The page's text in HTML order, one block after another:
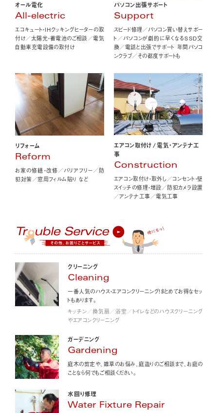
オール電化
All-electric
エコキュート・IHクッキングヒーターの取
付け／太陽光・蓄電池のご相談／電気
自動車充電設備の取付け
パソコン出張サポート
Support
スピード修理／パソコン買い替えサポー
ト／パソコンが劇的に早くなるSSD交
換／電話と出張でサポート 年間パソコ
ンクラブ／その都度サポートも
リフォーム
Reform
お家の修繕・改修／バリアフリー／防
犯対策／窓用フィルム貼り など
エアコン取付け/電気・アンテナ工
事
Construction
エアコン取付け・取外し／コンセント・壁
スイッチの修理・増設／防犯カメラ設置
／アンテナ工事／電気工事
クリーニング
Cleaning
一番人気のハウス・エアコンクリーニング！まとめてお得なセッ
トもあります。
キッチン／換気扇／浴室／トイレなどのハウスクリーニング
やエアコンクリーニング
ガーデニング
Gardening
庭木の剪定や、雑草のお悩み、庭造りのご相談まで、お庭の
ことなら何でもご相談ください。
水回り修理
Water Fixture Repair